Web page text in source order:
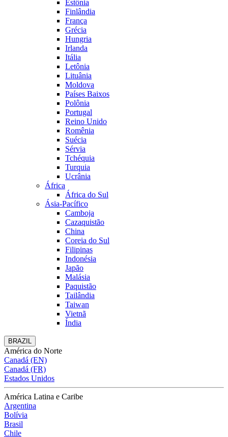
Estônia
Finlândia
França
Grécia
Hungria
Irlanda
Itália
Letônia
Lituânia
Moldova
Países Baixos
Polônia
Portugal
Reino Unido
Romênia
Suécia
Sérvia
Tchéquia
Turquia
Ucrânia
África
África do Sul
Ásia-Pacífico
Camboja
Cazaquistão
China
Coreia do Sul
Filipinas
Indonésia
Japão
Malásia
Paquistão
Tailândia
Taiwan
Vietnã
Índia
BRAZIL
América do Norte
Canadá (EN)
Canadá (FR)
Estados Unidos
América Latina e Caribe
Argentina
Bolívia
Brasil
Chile